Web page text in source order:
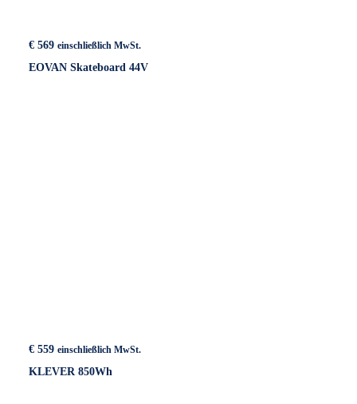
€ 569 einschließlich MwSt.
EOVAN Skateboard 44V
€ 559 einschließlich MwSt.
KLEVER 850Wh